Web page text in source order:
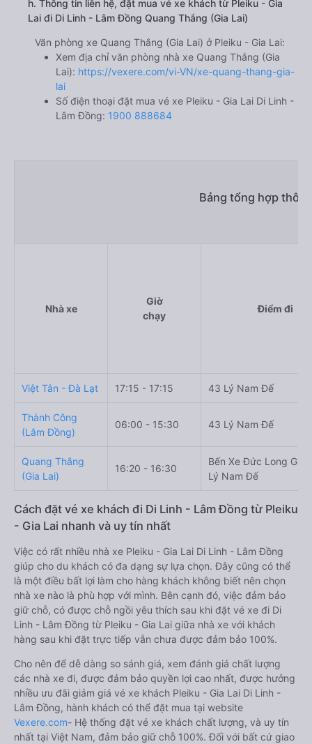
h. Thông tin liên hệ, đặt mua vé xe khách từ Pleiku - Gia
Lai đi Di Linh - Lâm Đồng Quang Thắng (Gia Lai)
Văn phòng xe Quang Thắng (Gia Lai) ở Pleiku - Gia Lai:
Xem địa chỉ văn phòng nhà xe Quang Thắng (Gia
Lai): https://vexere.com/vi-VN/xe-quang-thang-gia-
lai
Số điện thoại đặt mua vé xe Pleiku - Gia Lai Di Linh -
Lâm Đồng: 1900 888684
Bảng tổng hợp
Nhà xe
Giờ
chạy
Điểm đi
Việt Tân - Đà Lạt 17:15 - 17:15 43 Lý Nam Đế
Thành Công
(Lâm Đồng)
06:00 - 15:30 43 Lý Nam Đế
Quang Thắng
(Gia Lai)
16:20 - 16:30
Bến Xe Đức Long Gia
Lý Nam Đế
Cách đặt vé xe khách đi Di Linh - Lâm Đồng từ Pleiku
- Gia Lai nhanh và uy tín nhất
Việc có rất nhiều nhà xe Pleiku - Gia Lai Di Linh - Lâm Đồng
giúp cho du khách có đa dạng sự lựa chọn. Đây cũng có thể
là một điều bất lợi làm cho hàng khách không biết nên chọn
nhà xe nào là phù hợp với mình. Bên cạnh đó, việc đảm bảo
giữ chỗ, có được chỗ ngồi yêu thích sau khi đặt vé xe đi Di
Linh - Lâm Đồng từ Pleiku - Gia Lai giữa nhà xe với khách
hàng sau khi đặt trực tiếp vẫn chưa được đảm bảo 100%.
Cho nên để dễ dàng so sánh giá, xem đánh giá chất lượng
các nhà xe đi, được đảm bảo quyền lợi cao nhất, được hưởng
nhiều ưu đãi giảm giá vé xe khách Pleiku - Gia Lai Di Linh -
Lâm Đồng, hành khách có thể đặt mua tại website
Vexere.com- Hệ thống đặt vé xe khách chất lượng, và uy tín
nhất tại Việt Nam, đảm bảo giữ chỗ 100%. Đối với bất cứ giao